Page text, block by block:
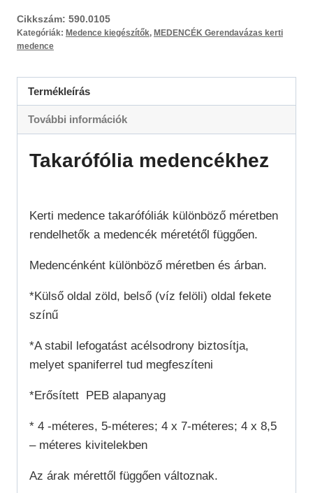
Cikkszám: 590.0105
Kategóriák: Medence kiegészítők, MEDENCÉK Gerendavázas kerti
medence
Termékleírás
További információk
Takarófólia medencékhez
Kerti medence takarófóliák különböző méretben
rendelhetők a medencék méretétől függően.
Medencénként különböző méretben és árban.
*Külső oldal zöld, belső (víz felöli) oldal fekete
színű
*A stabil lefogatást acélsodrony biztosítja,
melyet spaniferrel tud megfeszíteni
*Erősített PEB alapanyag
* 4 -méteres, 5-méteres; 4 x 7-méteres; 4 x 8,5
– méteres kivitelekben
Az árak mérettől függően változnak.